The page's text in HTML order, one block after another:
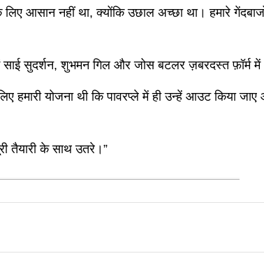
आसान नहीं था, क्योंकि उछाल अच्छा था। हमारे
सुदर्शन, शुभमन गिल और जोस बटलर ज़बरदस्त फ़ॉर्म
योजना थी कि पावरप्ले में ही उन्हें आउट किया जाए
तैयारी के साथ उतरे।”